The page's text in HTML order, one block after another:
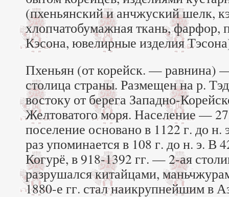
(пхеньянский и анчжуский шелк,
хлопчатобумажная ткань, фарфор,
Кэсона, ювелирные изделия
Пхеньян (от корейск. — равнина)
столица страны. Размещен на р.
востоку от берега Западно-
Желтоватого моря. Население —
поселение основано в 1122 г. до н.
раз упоминается в 108 г. до н. э. В
Когурё, в 918-1392 гг. — 2-ая
разрушался китайцами,
1880-е гг. стал наикрупнейшим в